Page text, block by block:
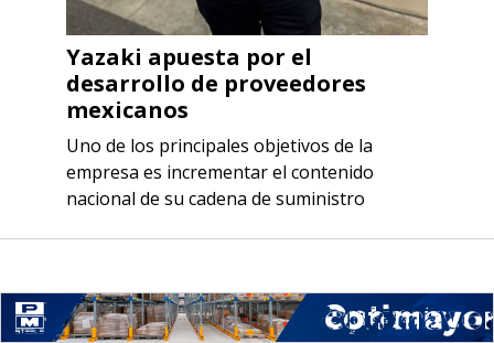
Yazaki apuesta por el
desarrollo de proveedores
mexicanos
Uno de los principales objetivos de la
empresa es incrementar el contenido
nacional de su cadena de suministro